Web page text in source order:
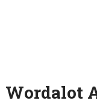
Wordalot